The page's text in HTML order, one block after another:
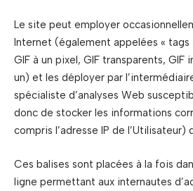
Le site peut employer
Internet (également appelées « tags
GIF à un pixel, GIF transparents, GIF
un) et les déployer par
spécialiste d’analyses Web
donc de stocker les informations
compris l’adresse IP de l’Utilisateur)
Ces balises sont placées à la fois
ligne permettant aux internautes